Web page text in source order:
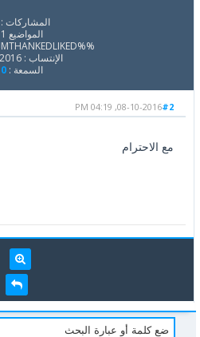
المشاركات : 2
المواضيع 1
%%TYL_NUMTHANKEDLIKED%%
الإنتساب : Sep 2016
السمعة :0
#2
08-10-2016, 04:19 PM
مع الاحترام